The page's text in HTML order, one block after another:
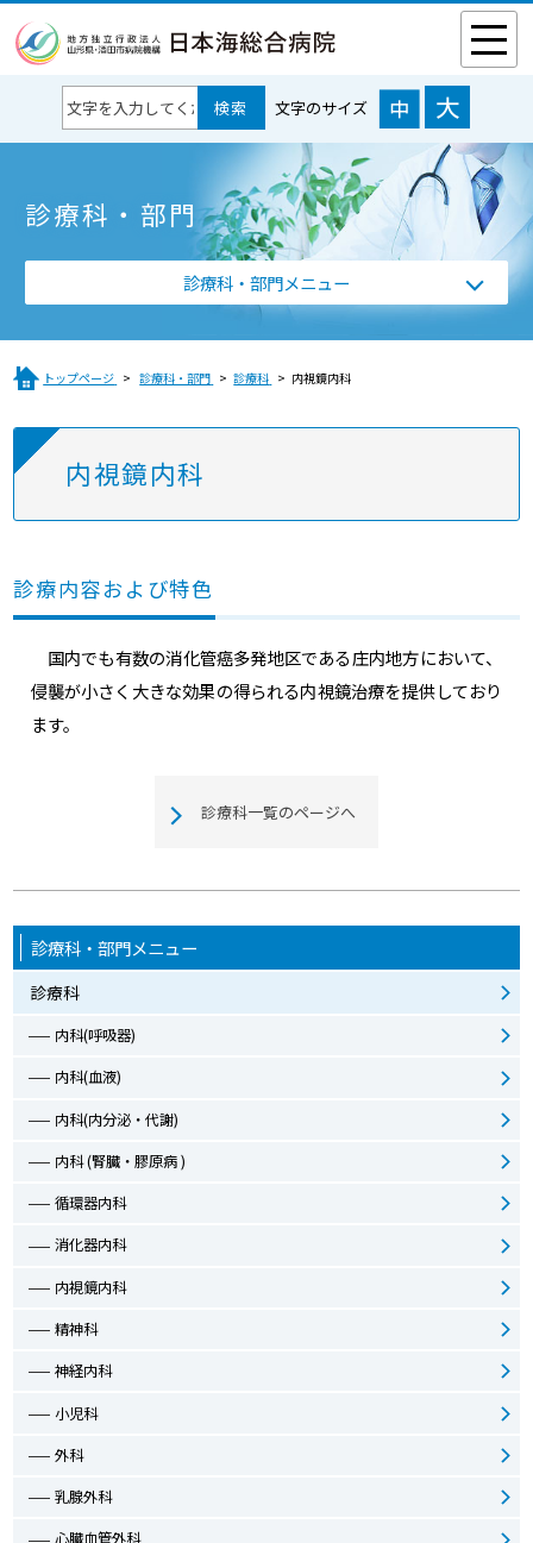
文字のサイズ
診療科・部門
診療科・部門メニュー
トップページ 診療科・部門 診療科 内視鏡内科
内視鏡内科
診療内容および特色
国内でも有数の消化管癌多発地区である庄内地方において、
侵襲が小さく大きな効果の得られる内視鏡治療を提供しており
ます。
診療科一覧のページへ
診療科・部門メニュー
診療科
内科(呼吸器)
内科(血液)
内科(内分泌・代謝)
内科 (腎臓・膠原病 )
循環器内科
消化器内科
内視鏡内科
精神科
神経内科
小児科
外科
乳腺外科